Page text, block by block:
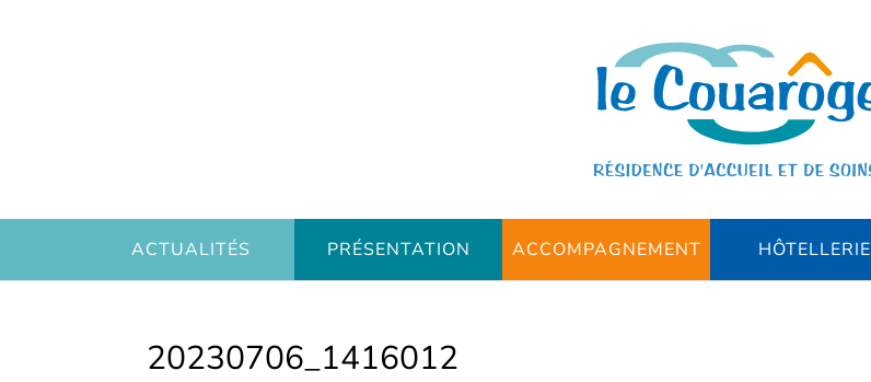
ACTUALITÉS PRÉSENTATION ACCOMPAGNEMENT HÔTELLERIE
20230706_1416012